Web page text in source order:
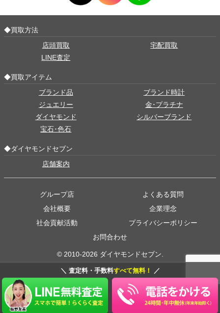
◆買取方法
店頭買取
宅配買取
LINE査定
◆買取アイテム
ブランド品
ブランド時計
ジュエリー
金･プラチナ
ダイヤモンド
シルバーブランド
宝石･色石
◆ダイヤモンドセブン
店舗案内
グループ店
よくある質問
会社概要
企業理念
社会貢献活動
プライバシーポリシー
お問合わせ
© 2010-2026 ダイヤモンドセブン.
＼ 査定料・手数料すべて無料！ ／